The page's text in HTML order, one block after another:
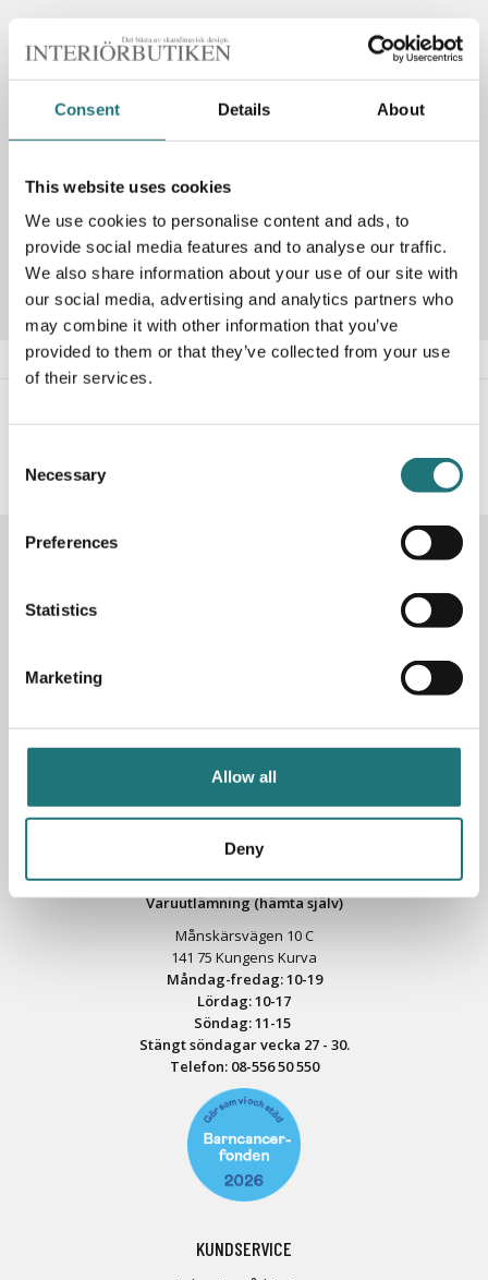
Consent Details About
This website uses cookies
We use cookies to personalise content and ads, to
provide social media features and to analyse our traffic.
We also share information about your use of our site with
our social media, advertising and analytics partners who
may combine it with other information that you’ve
provided to them or that they’ve collected from your use
of their services.
Selection
Necessary
Preferences
Statistics
Marketing
Allow all
Deny
Spara som favorit
Artikelnummer 259997
Söndag: 11-17
Telefon:08-702 78 22
Se öppettider för helgdag här
Fri parkering på Åsögatan 121
Varuutlämning (hämta själv)
Månskärsvägen 10 C
141 75 Kungens Kurva
Måndag-fredag: 10-19
Lördag: 10-17
Söndag: 11-15
Stängt söndagar vecka 27 - 30.
Telefon: 08-556 50 550
KUNDSERVICE